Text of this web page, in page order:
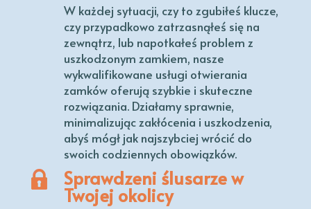
W każdej sytuacji, czy to zgubiłeś klucze,
czy przypadkowo zatrzasnąłeś się na
zewnątrz, lub napotkałeś problem z
uszkodzonym zamkiem, nasze
wykwalifikowane usługi otwierania
zamków oferują szybkie i skuteczne
rozwiązania. Działamy sprawnie,
minimalizując zakłócenia i uszkodzenia,
abyś mógł jak najszybciej wrócić do
swoich codziennych obowiązków.
Sprawdzeni ślusarze w
Twojej okolicy